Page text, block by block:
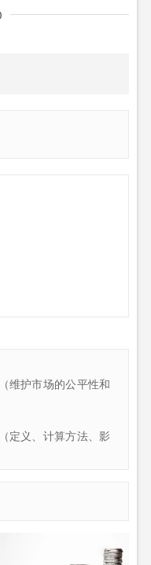
维护市场的公平性和
定义、计算方法、影